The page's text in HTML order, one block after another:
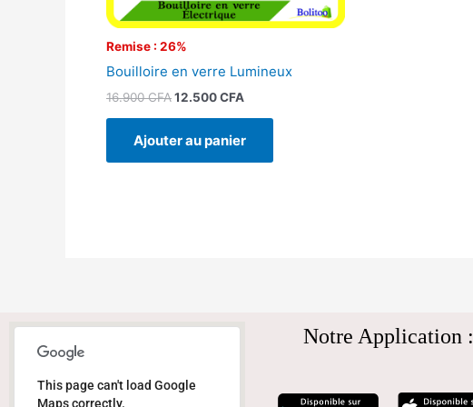
Remise : 26%
Bouilloire en verre Lumineux
16.900CFA12.500CFA
Ajouter au panier
This page can't load Google
Maps correctly.
Notre Application :